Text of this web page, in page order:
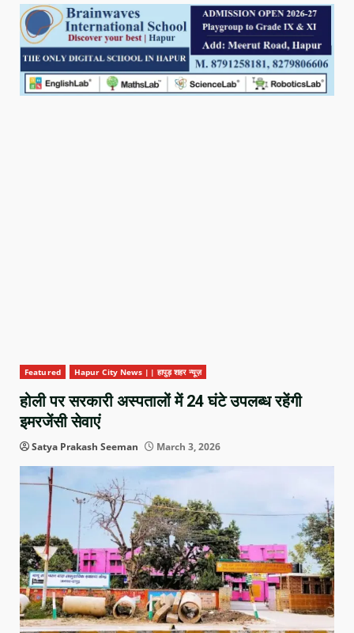
Featured Hapur City News || हापुड़ शहर न्यूज़
होली पर सरकारी अस्पतालों में 24 घंटे उपलब्ध रहेंगी
इमरजेंसी सेवाएं
Satya Prakash Seeman March 3, 2026